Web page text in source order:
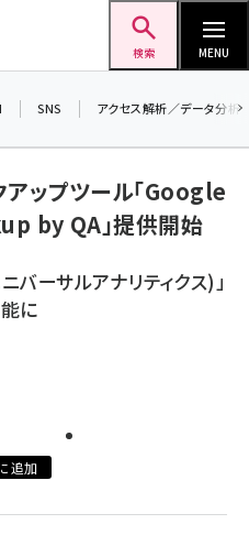
検索 MENU
SNS アクセス解析／データ分析
アップツール「Google
by QA」提供開始
バーサルアナリティクス)」
に
追加
差